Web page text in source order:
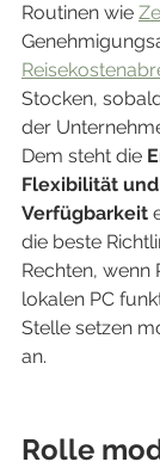
Routinen wie
Stocken,
der
Dem steht die
Flexibilität
Verfügbarkeit
die beste
Rechten, wenn
lokalen PC
Stelle setzen
an.
Rolle